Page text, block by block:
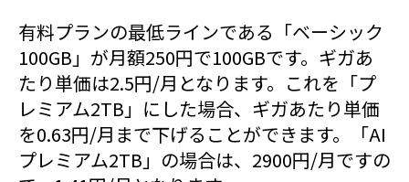
有料プランの最低ラインである「ベーシック
100GB」が月額250円で100GBです。ギガあ
たり単価は2.5円/月となります。これを「プ
レミアム2TB」にした場合、ギガあたり単価
を0.63円/月まで下げることができます。「AI
プレミアム2TB」の場合は、2900円/月ですの